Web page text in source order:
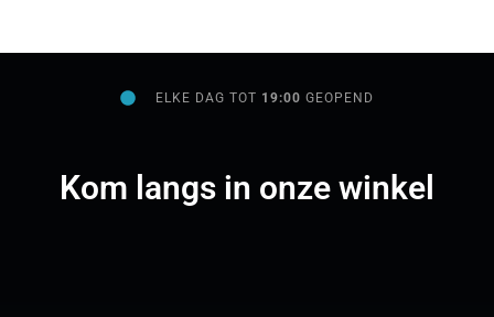
ELKE DAG TOT 19:00GEOPEND
Kom langs in onze winkel